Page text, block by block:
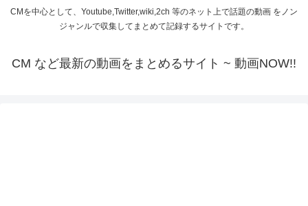
CMを中心として、Youtube,Twitter,wiki,2ch 等のネット上で話題の動画 をノン
ジャンルで収集してまとめて記録するサイトです。
CM など最新の動画をまとめるサイト ~ 動画NOW!!